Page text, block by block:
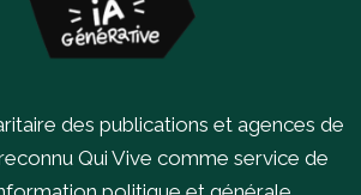
des publications et agences de
Qui Vive comme service de